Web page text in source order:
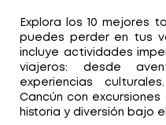
Explora los 10 mejores
puedes perder en tus
incluye actividades
viajeros: desde
experiencias
Cancún con
historia y diversión bajo